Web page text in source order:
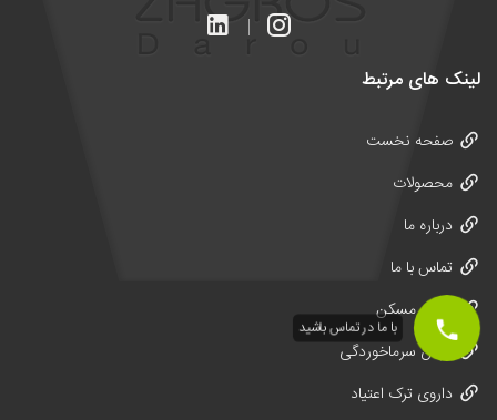
لینک های مرتبط
صفحه نخست
محصولات
درباره ما
تماس با ما
قرص مسکن
قرص سرماخوردگی
داروی ترک اعتیاد
با ما در تماس باشید